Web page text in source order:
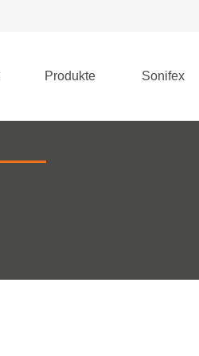
Produkte Sonifex